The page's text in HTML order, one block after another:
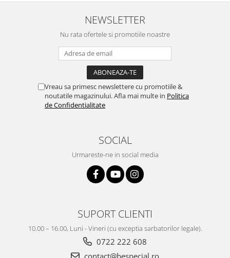
NEWSLETTER
Nu rata ofertele si promotiile noastre
Vreau sa primesc newslettere cu promotiile &
noutatile magazinului. Afla mai multe in Politica
de Confidentialitate
SOCIAL
Urmareste-ne in social media
SUPORT CLIENTI
10.00 – 16.00, Luni - Vineri (cu exceptia sarbatorilor legale).
0722 222 608
contact@bespecial.ro